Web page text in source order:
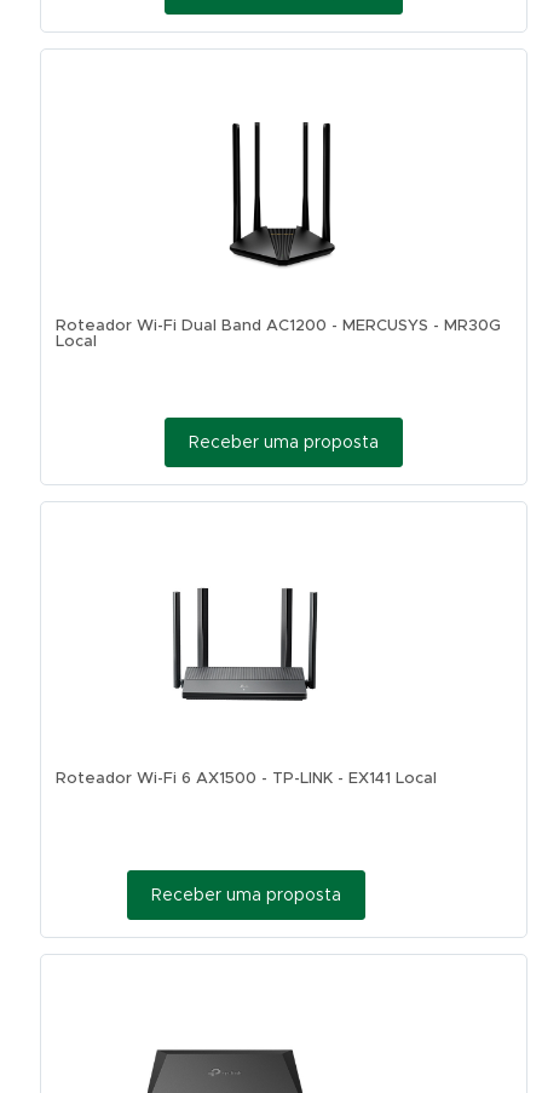
Roteador Wi-Fi Dual Band AC1200 - MERCUSYS - MR30G
Local
Receber uma proposta
Roteador Wi-Fi 6 AX1500 - TP-LINK - EX141 Local
Receber uma proposta